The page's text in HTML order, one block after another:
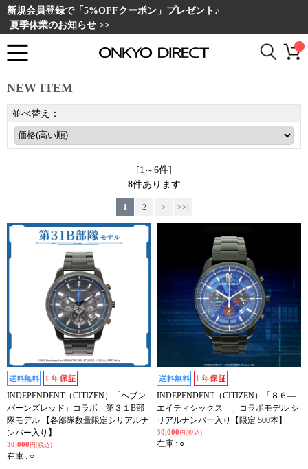
新規会員登録で「5%OFFクーポン」プレゼント♪
夏季休業のお知らせ >>
NEW ITEM
並べ替え：
[1～6件]
8件あります
1 2 > >>|
INDEPENDENT（CITIZEN）「ヘブン
バーンズレッド」コラボ 第３１B部
隊モデル 【各部隊数量限定シリアルナ
ンバー入り】
30,000 円(税込)
在庫 : ○
INDEPENDENT（CITIZEN）「８６―
エイティシックス―」コラボモデル シ
リアルナンバー入り【限定 500本】
30,000 円(税込)
在庫 : ○